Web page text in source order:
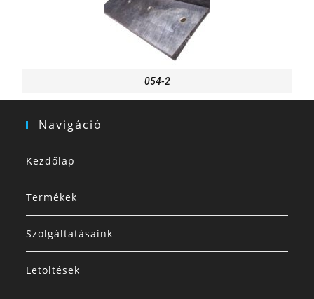
054-2
Navigáció
Kezdőlap
Termékek
Szolgáltatásaink
Letöltések